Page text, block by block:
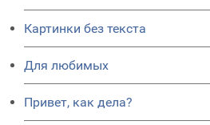
Картинки без текста
Для любимых
Привет, как дела?